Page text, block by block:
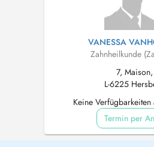
VANESSA
Zahnheilkunde
7, Maison,
L-6225
Keine Verfügbarkeiten
Termin per